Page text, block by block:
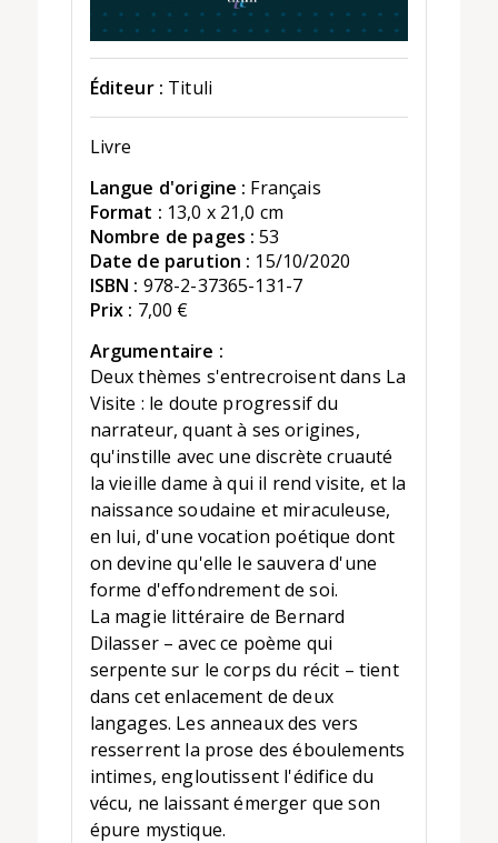
Éditeur : Tituli
Livre
Langue d'origine : Français
Format : 13,0 x 21,0 cm
Nombre de pages : 53
Date de parution : 15/10/2020
ISBN : 978-2-37365-131-7
Prix : 7,00 €
Argumentaire :
Deux thèmes s'entrecroisent dans La
Visite : le doute progressif du
narrateur, quant à ses origines,
qu'instille avec une discrète cruauté
la vieille dame à qui il rend visite, et la
naissance soudaine et miraculeuse,
en lui, d'une vocation poétique dont
on devine qu'elle le sauvera d'une
forme d'effondrement de soi.
La magie littéraire de Bernard
Dilasser – avec ce poème qui
serpente sur le corps du récit – tient
dans cet enlacement de deux
langages. Les anneaux des vers
resserrent la prose des éboulements
intimes, engloutissent l'édifice du
vécu, ne laissant émerger que son
épure mystique.